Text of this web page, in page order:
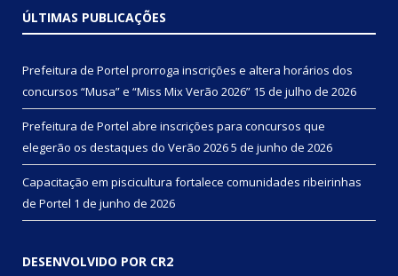
ÚLTIMAS PUBLICAÇÕES
Prefeitura de Portel prorroga inscrições e altera horários dos
concursos “Musa” e “Miss Mix Verão 2026” 15 de julho de 2026
Prefeitura de Portel abre inscrições para concursos que
elegerão os destaques do Verão 20265 de junho de 2026
Capacitação em piscicultura fortalece comunidades ribeirinhas
de Portel 1 de junho de 2026
DESENVOLVIDO POR CR2